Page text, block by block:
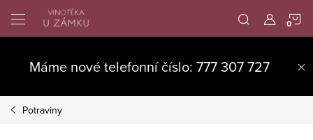
obsah
Máme nové telefonní číslo: 777 307 727
Potraviny